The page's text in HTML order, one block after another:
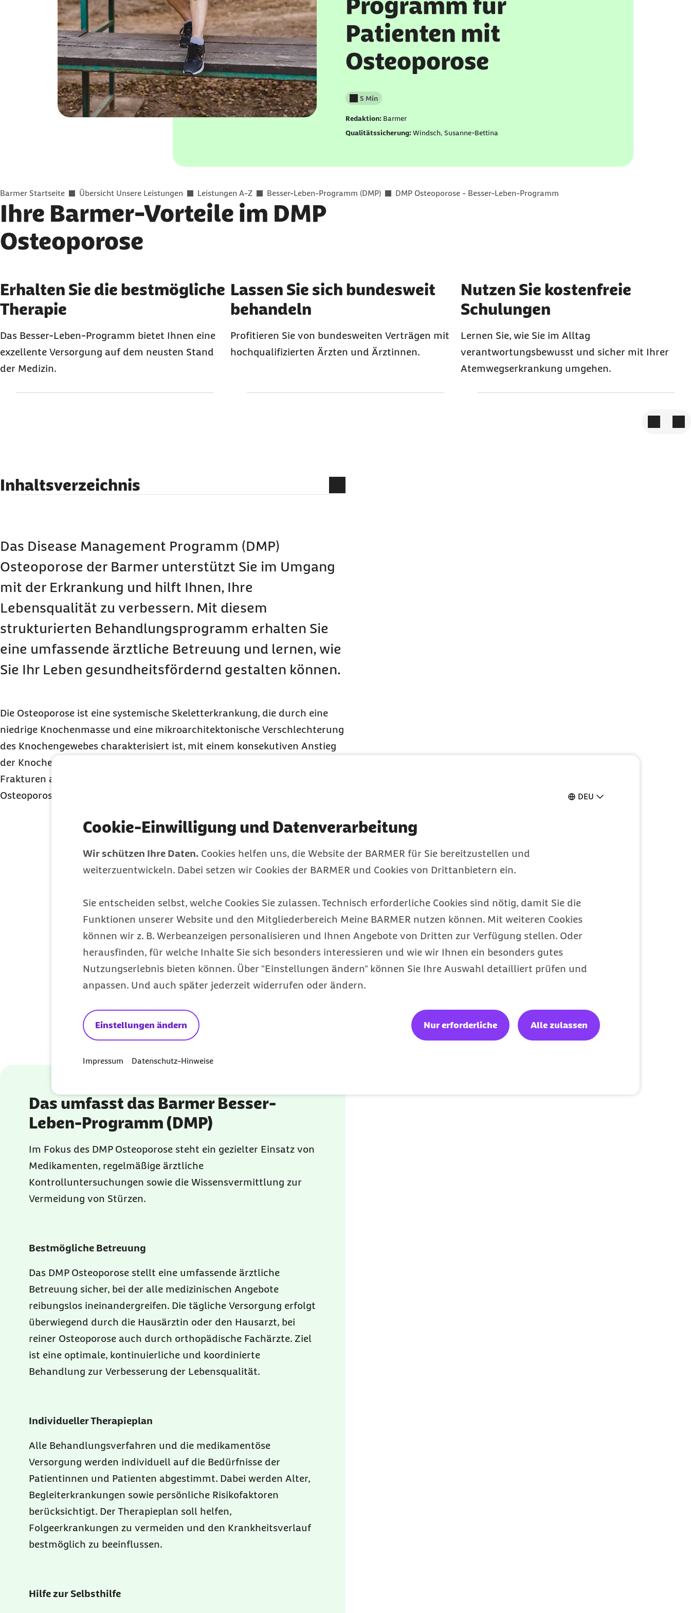
DEU
Cookie-Einwilligung und Datenverarbeitung
Wir schützen Ihre Daten. Cookies helfen uns, die Website der BARMER für Sie bereitzustellen und
weiterzuentwickeln. Dabei setzen wir Cookies der BARMER und Cookies von Drittanbietern ein.
Sie entscheiden selbst, welche Cookies Sie zulassen. Technisch erforderliche Cookies sind nötig, damit Sie die
Funktionen unserer Website und den Mitgliederbereich Meine BARMER nutzen können. Mit weiteren Cookies
können wir z. B. Werbeanzeigen personalisieren und Ihnen Angebote von Dritten zur Verfügung stellen. Oder
herausfinden, für welche Inhalte Sie sich besonders interessieren und wie wir Ihnen ein besonders gutes
Nutzungserlebnis bieten können. Über "Einstellungen ändern" können Sie Ihre Auswahl detailliert prüfen und
anpassen. Und auch später jederzeit widerrufen oder ändern.
Einstellungen ändern Nur erforderliche Alle zulassen
Impressum Datenschutz-Hinweise
Patienten mit
Osteoporose
Lesedauer weniger als
5 Min
Redaktion: Barmer
Qualitätssicherung:Windsch, Susanne-Bettina
Sie befinden sich hier:
Barmer Startseite Übersicht Unsere Leistungen Leistungen A-Z Besser-Leben-Programm (DMP) DMP Osteoporose - Besser-Leben-Programm
Ihre Barmer-Vorteile im DMP
Osteoporose
Karussell mit 3 Elementen
Element 1 von 3
Erhalten Sie die bestmögliche
Therapie
Das Besser-Leben-Programm bietet Ihnen eine
exzellente Versorgung auf dem neusten Stand
der Medizin.
Element 2 von 3
Lassen Sie sich bundesweit
behandeln
Profitieren Sie von bundesweiten Verträgen mit
hochqualifizierten Ärzten und Ärztinnen.
Element 3 von 3
Nutzen Sie kostenfreie
Schulungen
Lernen Sie, wie Sie im Alltag
verantwortungsbewusst und sicher mit Ihrer
Atemwegserkrankung umgehen.
Inhaltsverzeichnis
Bewertung desDMP Osteoporose
Wie können Sie am DMP Osteoporose teilnehmen?
Das Disease Management Programm (DMP)
Osteoporose der Barmer unterstützt Sie im Umgang
mit der Erkrankung und hilft Ihnen, Ihre
Lebensqualität zu verbessern. Mit diesem
strukturierten Behandlungsprogramm erhalten Sie
eine umfassende ärztliche Betreuung und lernen, wie
Sie Ihr Leben gesundheitsfördernd gestalten können.
Die Osteoporose ist eine systemische Skeletterkrankung, die durch eine
niedrige Knochenmasse und eine mikroarchitektonische Verschlechterung
des Knochengewebes charakterisiert ist, mit einem konsekutiven Anstieg
der Knochenfragilität und der Neigung zu Frakturen. Sind bereits
Frakturen als Folge der Osteoporose aufgetreten, liegt eine manifeste
Osteoporose vor.
Welche Leistungen erhalten Sie im DMP
Zur bestmöglichen Behandlung von Osteopathie sollten alle medizinischen Angebote reibungslos
ineinandergreifen. Ihre alltägliche Betreuung als Patientin oder Patient mit Osteoporose liegt
grundsätzlich in den Händen Ihrer Hausärztin oder Ihres Hausarztes. Bei Patientinnen und Patienten, bei
denen ausschließlich Osteoporose vorliegt, kann die Langzeitbetreuung auch durch die Fachärztin oder
den Facharzt für Orthopädie und/oder Unfallchirurgie erfolgen. Alle Behandlungsverfahren und die
lernen Sie Maßnahmen kennen, um Folge- und Begleiterkrankungen zu vermeiden oder mit diesen
umzugehen.
Das umfasst das Barmer Besser-
Leben-Programm (DMP)
Im Fokus des DMP Osteoporose steht ein gezielter Einsatz von
Medikamenten, regelmäßige ärztliche
Kontrolluntersuchungen sowie die Wissensvermittlung zur
Vermeidung von Stürzen.
Bestmögliche Betreuung
Das DMP Osteoporose stellt eine umfassende ärztliche
Betreuung sicher, bei der alle medizinischen Angebote
reibungslos ineinandergreifen. Die tägliche Versorgung erfolgt
überwiegend durch die Hausärztin oder den Hausarzt, bei
reiner Osteoporose auch durch orthopädische Fachärzte. Ziel
ist eine optimale, kontinuierliche und koordinierte
Behandlung zur Verbesserung der Lebensqualität.
Individueller Therapieplan
Alle Behandlungsverfahren und die medikamentöse
Versorgung werden individuell auf die Bedürfnisse der
Patientinnen und Patienten abgestimmt. Dabei werden Alter,
Begleiterkrankungen sowie persönliche Risikofaktoren
berücksichtigt. Der Therapieplan soll helfen,
Folgeerkrankungen zu vermeiden und den Krankheitsverlauf
bestmöglich zu beeinflussen.
Hilfe zur Selbsthilfe